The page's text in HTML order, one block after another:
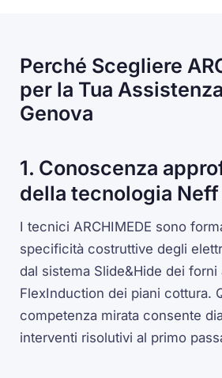
Perché Scegliere
per la Tua
Genova
1. Conoscenza
della tecnologia Neff
I tecnici ARCHIMEDE sono
specificità costruttive degli
dal sistema Slide&Hide dei
FlexInduction dei piani cottura.
competenza mirata consente
interventi risolutivi al primo